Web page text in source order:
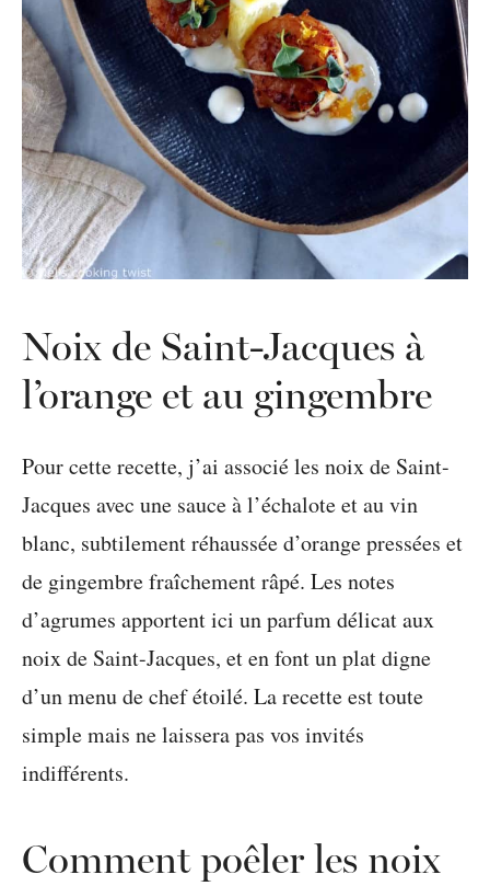
Noix de Saint-Jacques à
l’orange et au gingembre
Pour cette recette, j’ai associé les noix de Saint-
Jacques avec une sauce à l’échalote et au vin
blanc, subtilement réhaussée d’orange pressées et
de gingembre fraîchement râpé. Les notes
d’agrumes apportent ici un parfum délicat aux
noix de Saint-Jacques, et en font un plat digne
d’un menu de chef étoilé. La recette est toute
simple mais ne laissera pas vos invités
indifférents.
Comment poêler les noix